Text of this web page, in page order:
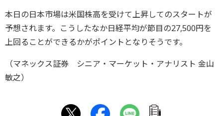
本日の日本市場は米国株高を受けて上昇してのスタートが
予想されます。こうしたなか日経平均が節目の27,500円を
上回ることができるかがポイントとなりそうです。
（マネックス証券 シニア・マーケット・アナリスト 金山
敏之）